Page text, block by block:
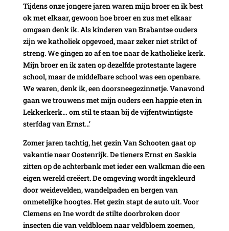
Tijdens onze jongere jaren waren mijn broer en ik best
ok met elkaar, gewoon hoe broer en zus met elkaar
omgaan denk ik. Als kinderen van Brabantse ouders
zijn we katholiek opgevoed, maar zeker niet strikt of
streng. We gingen zo af en toe naar de katholieke kerk.
Mijn broer en ik zaten op dezelfde protestante lagere
school, maar de middelbare school was een openbare.
We waren, denk ik, een doorsneegezinnetje. Vanavond
gaan we trouwens met mijn ouders een happie eten in
Lekkerkerk… om stil te staan bij de vijfentwintigste
sterfdag van Ernst…’
Zomer jaren tachtig, het gezin Van Schooten gaat op
vakantie naar Oostenrijk. De tieners Ernst en Saskia
zitten op de achterbank met ieder een walkman die een
eigen wereld creëert. De omgeving wordt ingekleurd
door weidevelden, wandelpaden en bergen van
onmetelijke hoogtes. Het gezin stapt de auto uit. Voor
Clemens en Ine wordt de stilte doorbroken door
insecten die van veldbloem naar veldbloem zoemen,